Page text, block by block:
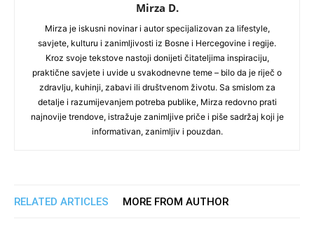
Mirza D.
Mirza je iskusni novinar i autor specijalizovan za lifestyle,
savjete, kulturu i zanimljivosti iz Bosne i Hercegovine i regije.
Kroz svoje tekstove nastoji donijeti čitateljima inspiraciju,
praktične savjete i uvide u svakodnevne teme – bilo da je riječ o
zdravlju, kuhinji, zabavi ili društvenom životu. Sa smislom za
detalje i razumijevanjem potreba publike, Mirza redovno prati
najnovije trendove, istražuje zanimljive priče i piše sadržaj koji je
informativan, zanimljiv i pouzdan.
RELATED ARTICLES MORE FROM AUTHOR